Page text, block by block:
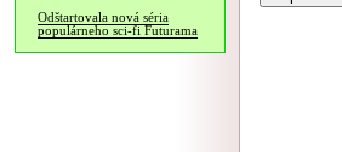
Odštartovala nová séria
populárneho sci-fi Futurama